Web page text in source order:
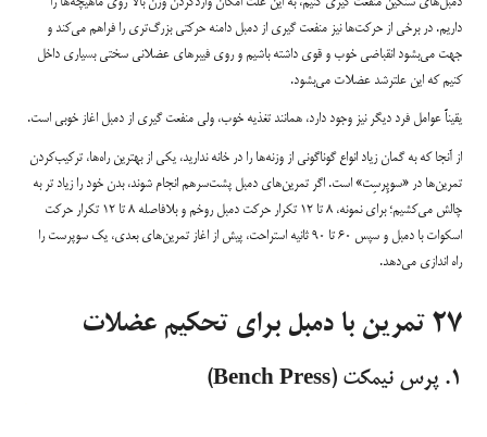
داریم. در برخی از حرکت‌ها نیز منفعت گیری از دمبل دامنه حرکتی بزرگ‌تری را فراهم می‌کند و
جهت می‌بشود انقباضی خوب و قوی داشته باشیم و روی فیبرهای عضلانی سختی بسیاری داخل
کنیم که این علترشد عضلات می‌بشود.
یقیناً عوامل فرد دیگر نیز وجود دارد، همانند تغذیه خوب، ولی منفعت گیری از دمبل اغاز خوبی است.
از آنجا که به گمان زیاد انواع گوناگونی از وزنه‌ها را در خانه ندارید، یکی از بهترین راه‌ها، ترکیب‌کردن
تمرین‌ها در «سوپِرسِت» است. اگر تمرین‌های دمبل پشت‌سرهم انجام شوند، بدن خود را زیاد تر به
چالش می‌کشیم؛ برای نمونه، ۸ تا ۱۲ تکرار حرکت دمبل روخم و بلافاصله ۸ تا ۱۲ تکرار حرکت
اسکوات با دمبل و سپس ۶۰ تا ۹۰ ثانیه استراحت، پیش از اغاز تمرین‌های بعدی، یک سوپرست را
راه اندازی می‌دهد.
۲۷ تمرین با دمبل برای تحکیم عضلات
۱. پرس نیمکت (Bench Press)